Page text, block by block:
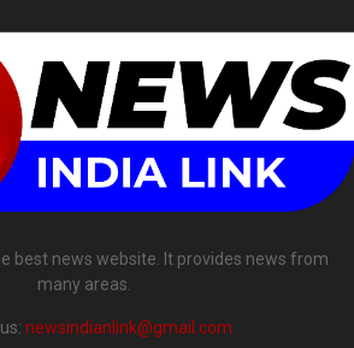
best news website. It provides news from
many areas.
newsindianlink@gmail.com